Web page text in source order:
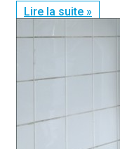
Lire la suite »